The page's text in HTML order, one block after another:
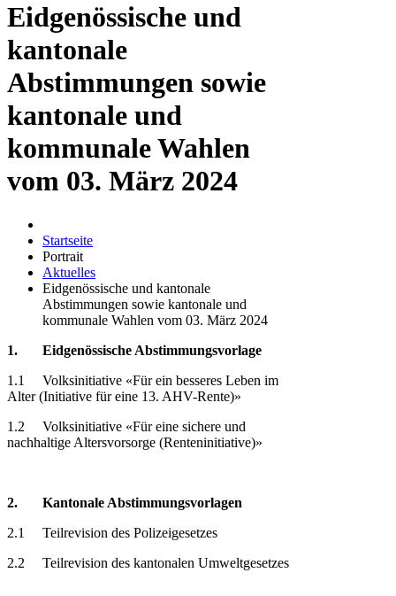
Eidgenössische und
kantonale
Abstimmungen sowie
kantonale und
kommunale Wahlen
vom 03. März 2024
Startseite
Portrait
Aktuelles
Eidgenössische und kantonale
Abstimmungen sowie kantonale und
kommunale Wahlen vom 03. März 2024
1. Eidgenössische Abstimmungsvorlage
1.1 Volksinitiative «Für ein besseres Leben im
Alter (Initiative für eine 13. AHV-Rente)»
1.2 Volksinitiative «Für eine sichere und
nachhaltige Altersvorsorge (Renteninitiative)»
2. Kantonale Abstimmungsvorlagen
2.1 Teilrevision des Polizeigesetzes
2.2 Teilrevision des kantonalen Umweltgesetzes